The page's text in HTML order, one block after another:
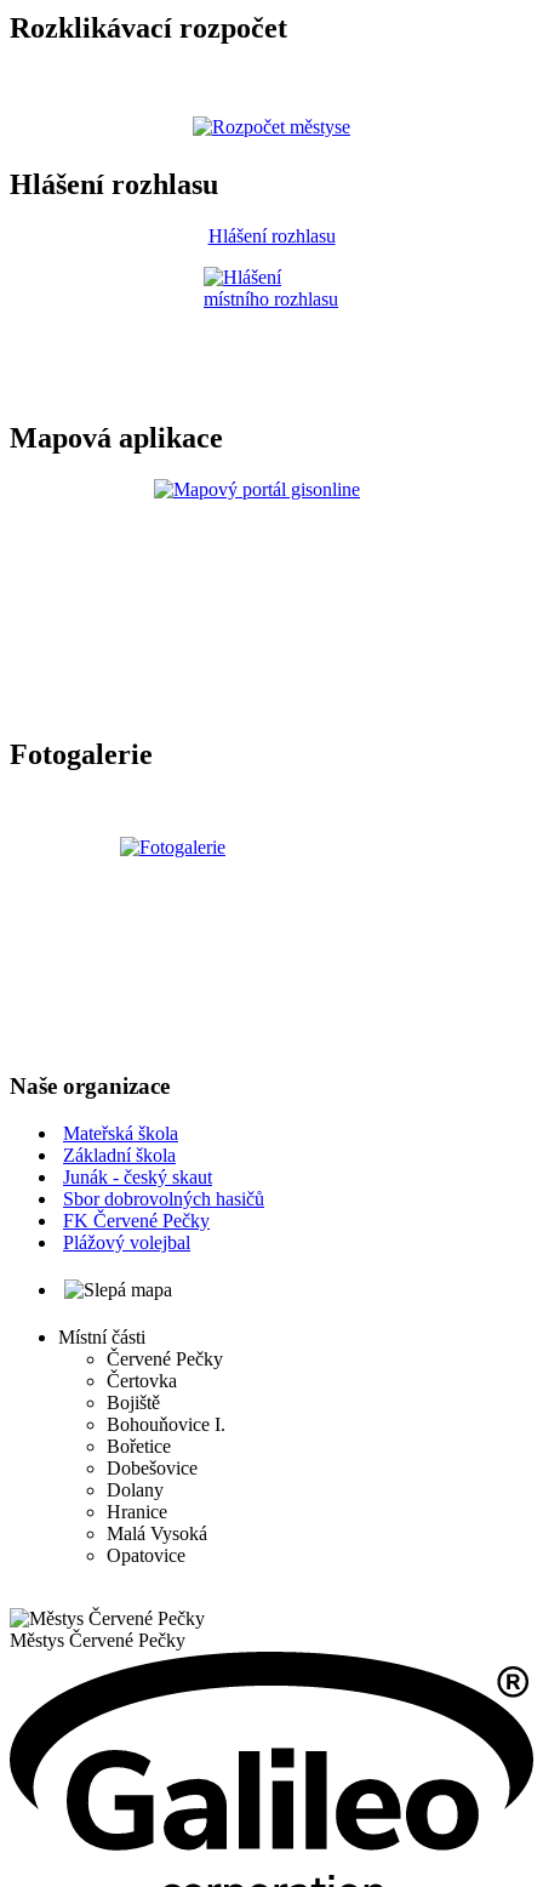
Rozklikávací rozpočet
Hlášení rozhlasu
Hlášení rozhlasu
Mapová aplikace
Fotogalerie
Naše organizace
Mateřská škola
Základní škola
Junák - český skaut
Sbor dobrovolných hasičů
FK Červené Pečky
Plážový volejbal
Místní části
Červené Pečky
Čertovka
Bojiště
Bohouňovice I.
Bořetice
Dobešovice
Dolany
Hranice
Malá Vysoká
Opatovice
Městys Červené Pečky